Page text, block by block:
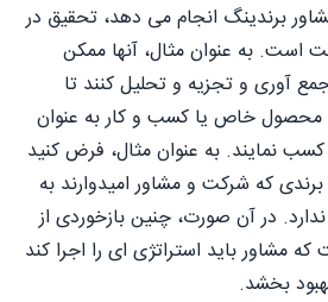
برندینگ انجام می دهد، تحقیق در
است. به عنوان مثال، آنها ممکن
آوری و تجزیه و تحلیل کنند تا
محصول خاص یا کسب و کار به عنوان
نمایند. به عنوان مثال، فرض کنید
که شرکت و مشاور امیدوارند به
در آن صورت، چنین بازخوردی از
مشاور باید استراتژی ای را اجرا کند
بخشد.